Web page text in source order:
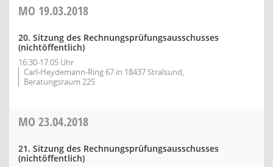
MO 19.03.2018
20. Sitzung des Rechnungsprüfungsausschusses
(nichtöffentlich)
16:30-17:05 Uhr
Carl-Heydemann-Ring 67 in 18437 Stralsund,
Beratungsraum 225
MO 23.04.2018
21. Sitzung des Rechnungsprüfungsausschusses
(nichtöffentlich)